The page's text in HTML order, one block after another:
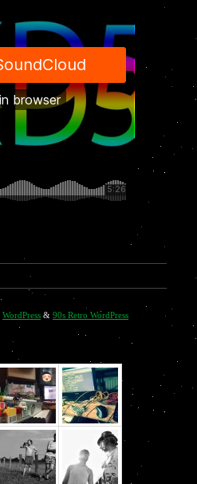
WordPress & 90s Retro WordPress